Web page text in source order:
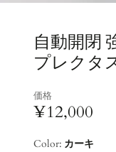
自動開閉
プレクタ
価格
¥12,000
Color: カーキ